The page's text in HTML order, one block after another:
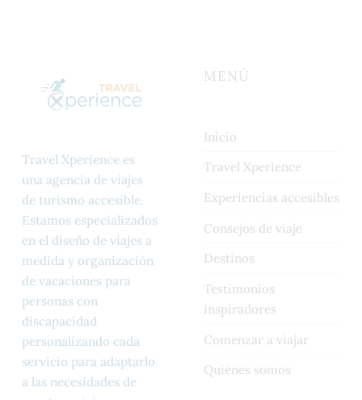
Travel Xperience es
una agencia de viajes
de turismo accesible.
Estamos especializados
en el diseño de viajes a
medida y organización
de vacaciones para
personas con
discapacidad
personalizando cada
servicio para adaptarlo
a las necesidades de
MENÚ
Inicio
Travel Xperience
Experiencias accesibles
Consejos de viaje
Destinos
Testimonios
inspiradores
Comenzar a viajar
Quiénes somos